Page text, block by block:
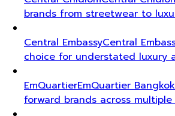
brands from streetwear to
Central EmbassyCentral
choice for understated luxury
EmQuartierEmQuartier
forward brands across